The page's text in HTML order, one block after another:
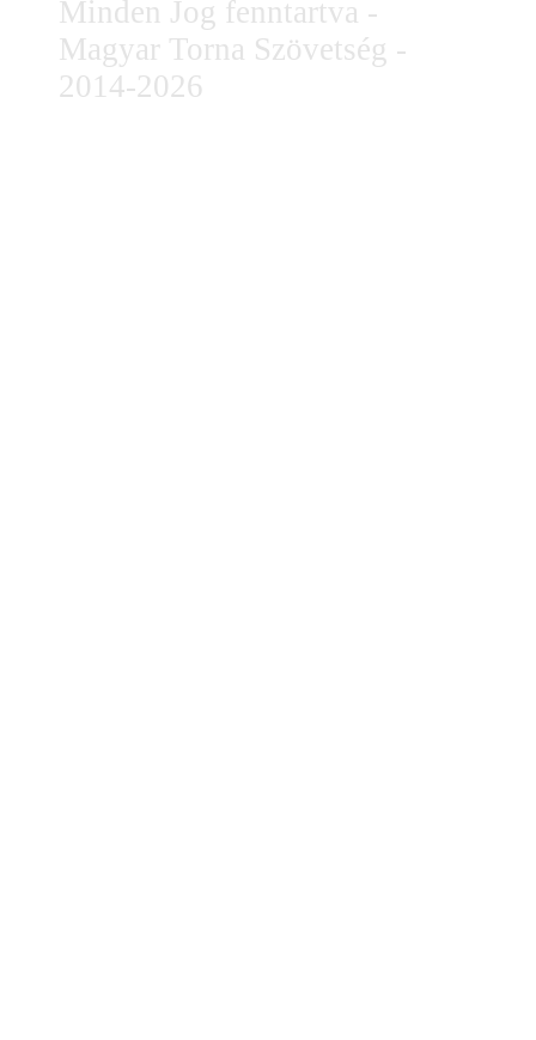
Minden Jog fenntartva -
Magyar Torna Szövetség -
2014-2026